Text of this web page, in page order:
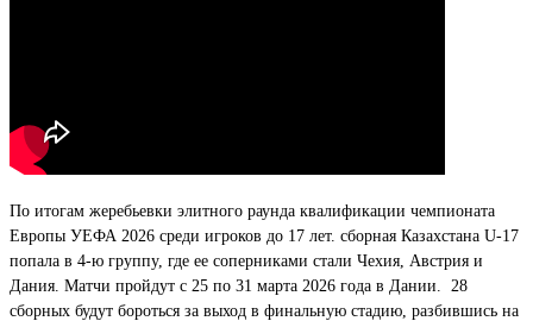
По итогам жеребьевки элитного раунда квалификации чемпионата
Европы УЕФА 2026 среди игроков до 17 лет. сборная Казахстана U-17
попала в 4-ю группу, где ее соперниками стали Чехия, Австрия и
Дания. Матчи пройдут с 25 по 31 марта 2026 года в Дании. 28
сборных будут бороться за выход в финальную стадию, разбившись на